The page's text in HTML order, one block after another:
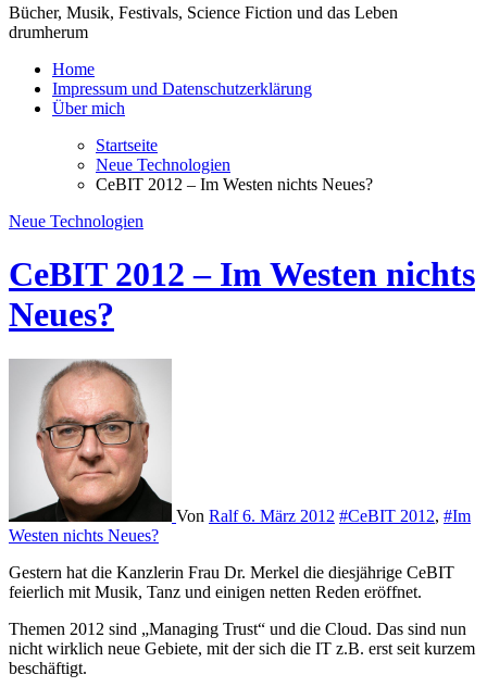
Bücher, Musik, Festivals, Science Fiction und das Leben
drumherum
Home
Impressum und Datenschutzerklärung
Über mich
Startseite
Neue Technologien
CeBIT 2012 – Im Westen nichts Neues?
Neue Technologien
CeBIT 2012 – Im Westen nichts
Neues?
Von Ralf6. März 2012 #CeBIT 2012, #Im
Westen nichts Neues?
Gestern hat die Kanzlerin Frau Dr. Merkel die diesjährige CeBIT
feierlich mit Musik, Tanz und einigen netten Reden eröffnet.
Themen 2012 sind „Managing Trust“ und die Cloud. Das sind nun
nicht wirklich neue Gebiete, mit der sich die IT z.B. erst seit kurzem
beschäftigt.